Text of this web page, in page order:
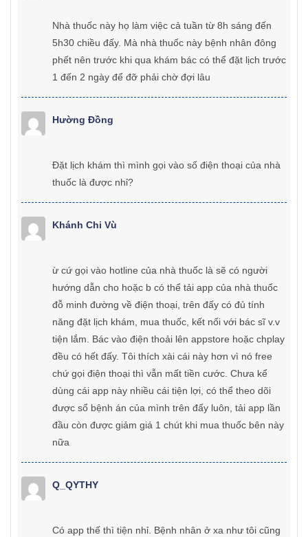
Nhà thuốc này họ làm việc cả tuần từ 8h sáng đến
5h30 chiều đấy. Mà nhà thuốc này bệnh nhân đông
phết nên trước khi qua khám bác có thể đặt lịch trước
1 đến 2 ngày để đỡ phải chờ đợi lâu
Hường Đồng
Đặt lịch khám thì mình gọi vào số điện thoại của nhà
thuốc là được nhỉ?
Khánh Chi Vù
ừ cứ gọi vào hotline của nhà thuốc là sẽ có người
hướng dẫn cho hoặc b có thể tải app của nhà thuốc
đỗ minh đường về điện thoại, trên đấy có đủ tính
năng đặt lịch khám, mua thuốc, kết nối với bác sĩ v.v
tiện lắm. Bác vào điện thoải lên appstore hoặc chplay
đều có hết đấy. Tôi thích xài cái này hơn vì nó free
chứ gọi điện thoại thì vẫn mất tiền cước. Chưa kể
dùng cái app này nhiều cái tiện lợi, có thể theo dõi
được sổ bệnh án của mình trên đấy luôn, tải app lần
đầu còn được giảm giá 1 chút khi mua thuốc bên này
nữa
Q_QYTHY
Có app thế thì tiện nhỉ. Bệnh nhân ở xa như tôi cũng